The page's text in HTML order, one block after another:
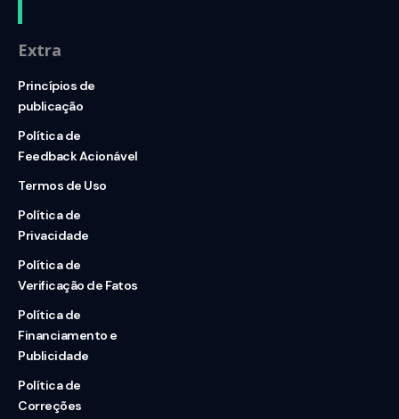
Extra
Princípios de
publicação
Política de
Feedback Acionável
Termos de Uso
Política de
Privacidade
Política de
Verificação de Fatos
Política de
Financiamento e
Publicidade
Política de
Correções